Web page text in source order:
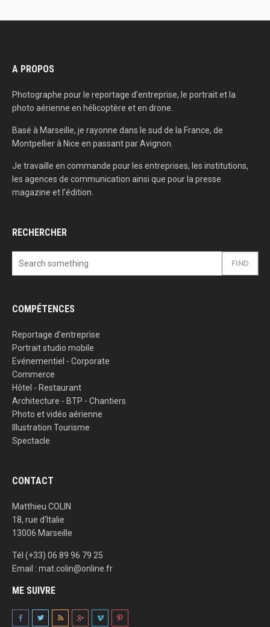
A PROPOS
Photographe pour le reportage d’entreprise, le portrait et la
photo aérienne en hélicoptère et en drone.
Basé à Marseille, je rayonne dans le sud de la France, de
Montpellier à Nice en passant par Avignon.
Je travaille en commande pour les entreprises, les institutions,
les agences de communication ainsi que pour la presse
magazine et l’édition.
RECHERCHER
FIND
COMPÉTENCES
Reportage d'entreprise
Portrait studio mobile
Evénementiel - Corporate
Commerce
Hôtel - Restaurant
Architecture - BTP - Chantiers
Photo et vidéo aérienne
Illustration Tourisme
Spectacle
CONTACT
Matthieu COLIN
18, rue d'Italie
13006 Marseille
Tél (+33) 06 89 96 79 25
Email : mat.colin@online.fr
ME SUIVRE